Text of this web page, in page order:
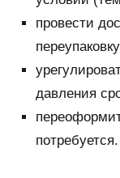
провести
давления
потребуется.